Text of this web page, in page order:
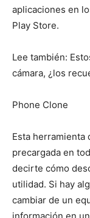
aplicaciones en
Play Store.
Lee también:
cámara, ¿los
Phone Clone
Esta herramienta
precargada en
decirte cómo
utilidad. Si hay
cambiar de un